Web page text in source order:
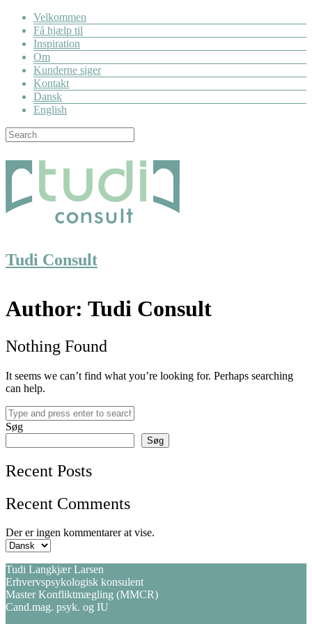
Velkommen
Få hjælp til
Inspiration
Om
Kunderne siger
Kontakt
Dansk
English
Tudi Consult
Author: Tudi Consult
Nothing Found
It seems we can’t find what you’re looking for. Perhaps searching
can help.
Søg
Søg
Recent Posts
Recent Comments
Der er ingen kommentarer at vise.
Vælg
Tudi Langkjær Larsen
Erhvervspsykologisk konsulent
Master Konfliktmægling (MMCR)
Cand.mag. psyk. og IU